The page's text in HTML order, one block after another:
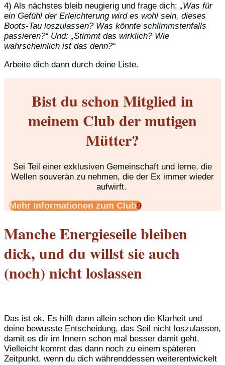
4) Als nächstes bleib neugierig und frage dich: „Was für
ein Gefühl der Erleichterung wird es wohl sein, dieses
Boots-Tau loszulassen? Was könnte schlimmstenfalls
passieren?“ Und: „Stimmt das wirklich? Wie
wahrscheinlich ist das denn?“
Arbeite dich dann durch deine Liste.
Bist du schon Mitglied in
meinem Club der mutigen
Mütter?
Sei Teil einer exklusiven Gemeinschaft und lerne, die
Wellen souverän zu nehmen, die der Ex immer wieder
aufwirft.
Mehr Informationen zum Club
Manche Energieseile bleiben
dick, und du willst sie auch
(noch) nicht loslassen
Das ist ok. Es hilft dann allein schon die Klarheit und
deine bewusste Entscheidung, das Seil nicht loszulassen,
damit es dir im Innern schon mal besser damit geht.
Vielleicht kommt das dann noch zu einem späteren
Zeitpunkt, wenn du dich währenddessen weiterentwickelt